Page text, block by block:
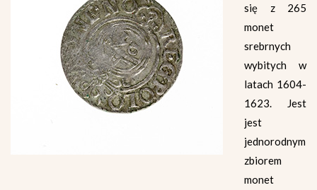
się z 265
monet
srebrnych
wybitych w
latach 1604-
1623. Jest
jest
jednorodnym
zbiorem
monet